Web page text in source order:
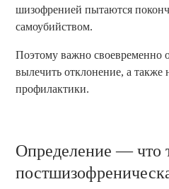
шизофренией пытаются
самоубийством.
Поэтому важно своевременно
вылечить отклонение, а также
профилактики.
Определение — что